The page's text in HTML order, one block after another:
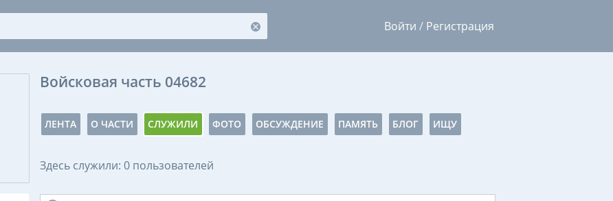
Войти / Регистрация
Войсковая часть 04682
ЛЕНТА О ЧАСТИ СЛУЖИЛИ ФОТО ОБСУЖДЕНИЕ ПАМЯТЬ БЛОГ ИЩУ
Здесь служили: 0 пользователей